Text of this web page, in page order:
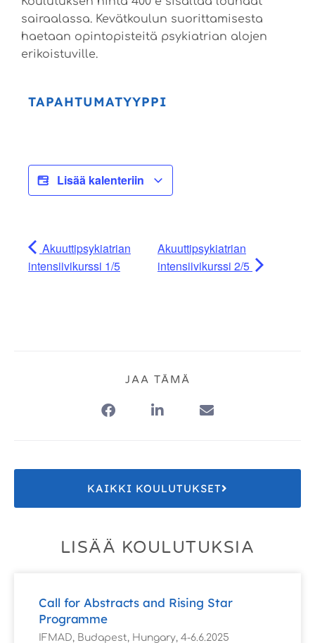
sairaalassa. Kevätkoulun suorittamisesta
haetaan opintopisteitä psykiatrian alojen
erikoistuville.
TAPAHTUMATYYPPI
Lisää kalenteriin
Akuuttipsykiatrian
intensiivikurssi 1/5
Akuuttipsykiatrian
intensiivikurssi 2/5
JAA TÄMÄ
KAIKKI KOULUTUKSET
LISÄÄ KOULUTUKSIA
Call for Abstracts and Rising Star
Programme
IFMAD, Budapest, Hungary, 4-6.6.2025